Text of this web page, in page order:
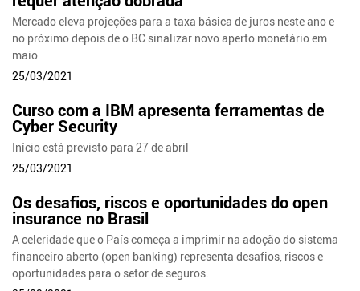
Mercado eleva projeções para a taxa básica de juros neste ano e
no próximo depois de o BC sinalizar novo aperto monetário em
maio
25/03/2021
Curso com a IBM apresenta ferramentas de
Cyber Security
Início está previsto para 27 de abril
25/03/2021
Os desafios, riscos e oportunidades do open
insurance no Brasil
A celeridade que o País começa a imprimir na adoção do sistema
financeiro aberto (open banking) representa desafios, riscos e
oportunidades para o setor de seguros.